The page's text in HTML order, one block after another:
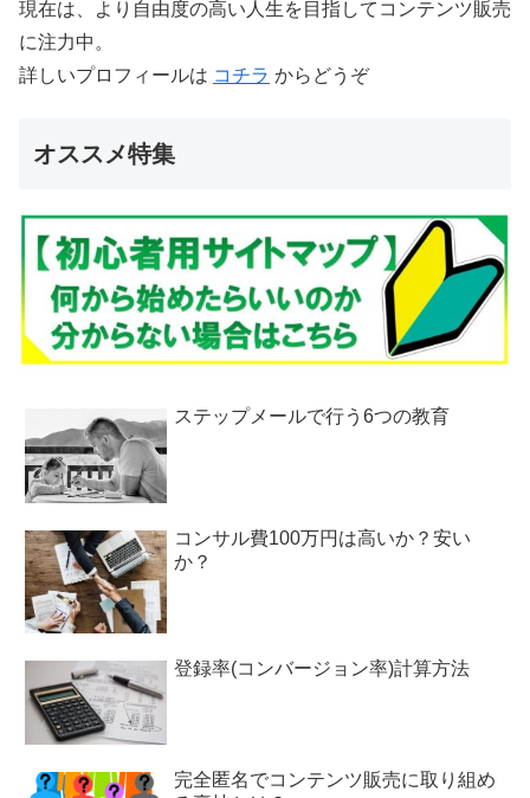
現在は、より自由度の高い人生を目指してコンテンツ販売
に注力中。
詳しいプロフィールは コチラ からどうぞ
オススメ特集
ステップメールで行う6つの教育
コンサル費100万円は高いか？安い
か？
登録率(コンバージョン率)計算方法
完全匿名でコンテンツ販売に取り組め